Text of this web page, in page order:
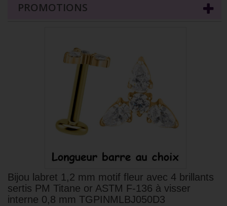
PROMOTIONS
Bijou labret 1,2 mm motif fleur avec 4 brillants
sertis PM Titane or ASTM F-136 à visser
interne 0,8 mm TGPINMLBJ050D3